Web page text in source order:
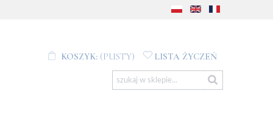
KOSZYK: (PUSTY) LISTA ŻYCZEŃ